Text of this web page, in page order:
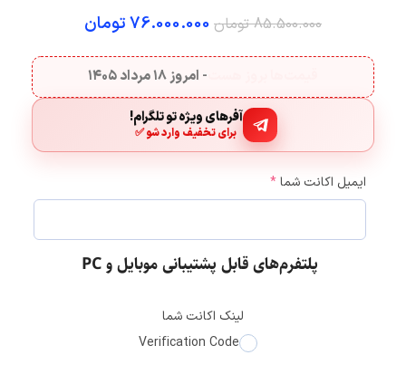
85.500.000 تومان 76.000.000تومان
- امروز۱۸ مرداد ۱۴۰۵
آفرهای ویژه تو تلگرام!
برای تخفیف وارد شو ✅
ایمیل اکانت شما*
پلتفرم‌های قابل پشتیبانی موبایل و PC
لینک اکانت شما
Verification Code